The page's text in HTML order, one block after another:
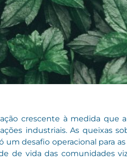
crescente à medida que
industriais. As queixas
um desafio operacional para
de vida das comunidades